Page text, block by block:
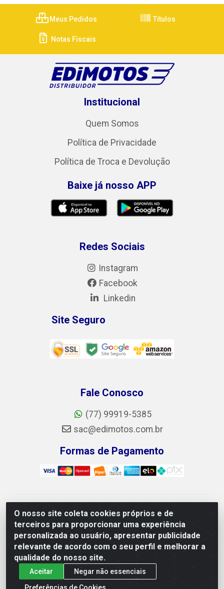
O nosso site coleta cookies próprios e de
terceiros para proporcionar uma experiência
personalizada ao usuário, apresentar publicidade
relevante de acordo com o seu perfil e melhorar a
qualidade do nosso site.
Aceitar
Negar não essenciais
Preferências de Cookies
Meus Pedidos Títulos
Notas Fiscais
Institucional
Quem Somos
Política de Privacidade
Política de Troca e Devolução
Baixe já nosso APP
Redes Sociais
Instagram
Facebook
Linkedin
Site Seguro
Fale Conosco
(77) 99919-5385
sac@edimotos.com.br
Formas de Pagamento
Edimotos Edilson Martins do Prado Ferraz LTDA - CNPJ
06.184.828/0001-23 - Rua Libano, 255, L-1,
Jd.guanabara - Felicia, Vitória da Conquista/BA - CEP
45055-225